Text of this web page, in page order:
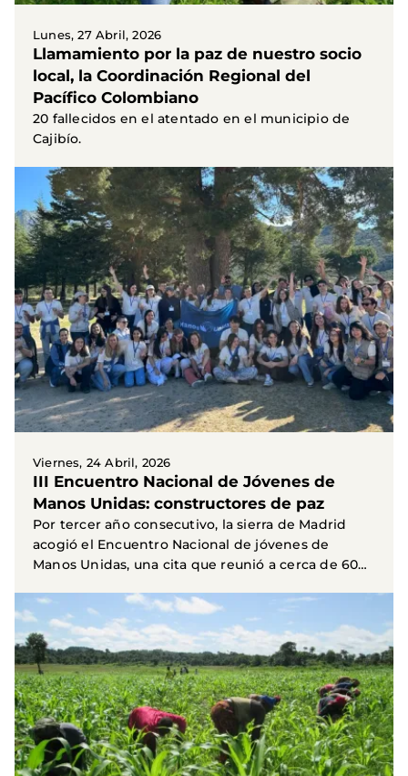
Lunes, 27 Abril, 2026
Llamamiento por la paz de nuestro socio
local, la Coordinación Regional del
Pacífico Colombiano
20 fallecidos en el atentado en el municipio de
Cajibío.
Viernes, 24 Abril, 2026
III Encuentro Nacional de Jóvenes de
Manos Unidas: constructores de paz
Por tercer año consecutivo, la sierra de Madrid
acogió el Encuentro Nacional de jóvenes de
Manos Unidas, una cita que reunió a cerca de 60